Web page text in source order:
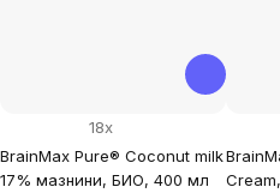
BrainMax Pure® Coconut milk
17% мазнини, БИО, 400 мл
18x